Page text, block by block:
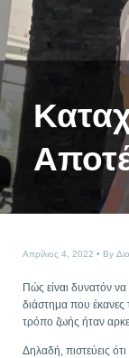
Απρίλιος 4, 2022 By
Πώς είναι δυνατόν
διάστημα που έκανες
τρόπο ζωής ήταν
Δηλαδή, πιστεύεις